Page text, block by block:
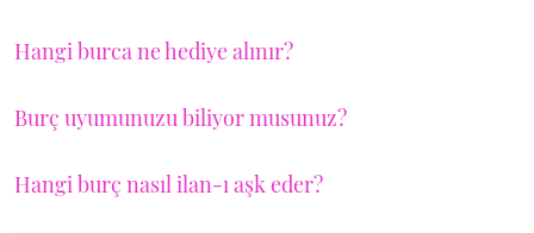
Hangi burca ne hediye alınır?
Burç uyumunuzu biliyor musunuz?
Hangi burç nasıl ilan-ı aşk eder?